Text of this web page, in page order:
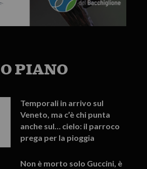
PIANO
Temporali in arrivo sul
Veneto, ma c’è chi punta
anche sul… cielo: il parroco
prega per la pioggia
Non è morto solo Guccini, è